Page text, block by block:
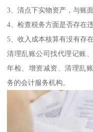
3、清点下实物资产，与账
4、检查税务方面是否存在
5、收入成本核算有没有存
清理乱账公司找代理记账
年检、增资减资、清理乱
务的会计服务机构。